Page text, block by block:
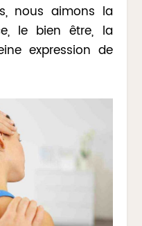
nous aimons la
le bien être, la
expression de